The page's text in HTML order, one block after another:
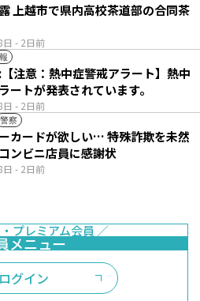
- 2日前
上越市で県内高校茶道部の合同茶
- 2日前
注意：熱中症警戒アラート】熱中
ートが発表されています。
警察
- 2日前
カードが欲しい… 特殊詐欺を未然
ンビニ店員に感謝状
ログイン